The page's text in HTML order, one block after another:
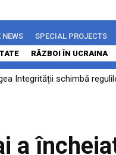
NEWS SPECIAL PROJECTS
RĂZBOI ÎN UCRAINA
Integrității schimbă
Microsoft a avertizat asupra
a